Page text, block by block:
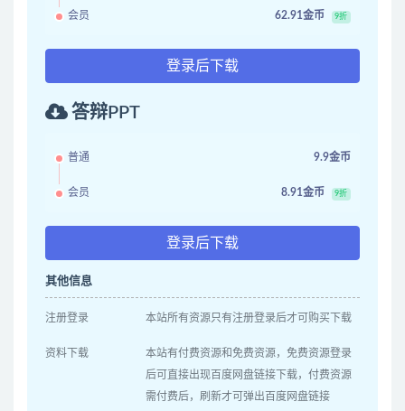
会员 62.91金币 9折
登录后下载
答辩PPT
普通 9.9金币
会员 8.91金币 9折
登录后下载
其他信息
注册登录 本站所有资源只有注册登录后才可购买下载
资料下载
本站有付费资源和免费资源，免费资源登录
后可直接出现百度网盘链接下载，付费资源
需付费后，刷新才可弹出百度网盘链接